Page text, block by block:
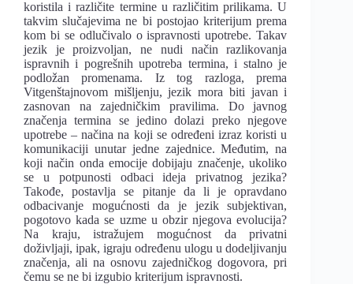
koristila i različite termine u različitim prilikama. U
takvim slučajevima ne bi postojao kriterijum prema
kom bi se odlučivalo o ispravnosti upotrebe. Takav
jezik je proizvoljan, ne nudi način razlikovanja
ispravnih i pogrešnih upotreba termina, i stalno je
podložan promenama. Iz tog razloga, prema
Vitgenštajnovom mišljenju, jezik mora biti javan i
zasnovan na zajedničkim pravilima. Do javnog
značenja termina se jedino dolazi preko njegove
upotrebe – načina na koji se određeni izraz koristi u
komunikaciji unutar jedne zajednice. Međutim, na
koji način onda emocije dobijaju značenje, ukoliko
se u potpunosti odbaci ideja privatnog jezika?
Takođe, postavlja se pitanje da li je opravdano
odbacivanje mogućnosti da je jezik subjektivan,
pogotovo kada se uzme u obzir njegova evolucija?
Na kraju, istražujem mogućnost da privatni
doživljaji, ipak, igraju određenu ulogu u dodeljivanju
značenja, ali na osnovu zajedničkog dogovora, pri
čemu se ne bi izgubio kriterijum ispravnosti.